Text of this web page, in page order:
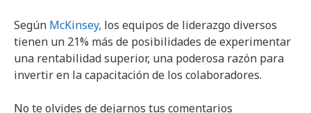
Según McKinsey, los equipos de liderazgo diversos
tienen un 21% más de posibilidades de experimentar
una rentabilidad superior, una poderosa razón para
invertir en la capacitación de los colaboradores.
No te olvides de dejarnos tus comentarios